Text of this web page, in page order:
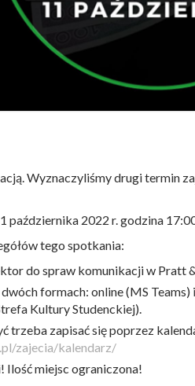
Wyznaczyliśmy drugi termin
października 2022 r. godzina
tego spotkania:
do spraw komunikacji w Pratt
formach: online (MS
Kultury Studenckiej).
trzeba zapisać się poprzez
zajecia/kalendarz/
Ilość miejsc ograniczona!